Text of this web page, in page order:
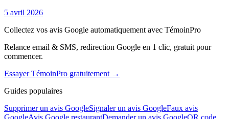
5 avril 2026
Collectez vos avis Google automatiquement avec TémoinPro
Relance email & SMS, redirection Google en 1 clic, gratuit pour
commencer.
Essayer TémoinPro gratuitement →
Guides populaires
Supprimer un avis GoogleSignaler un avis GoogleFaux avis
GoogleAvis Google restaurantDemander un avis GoogleQR code